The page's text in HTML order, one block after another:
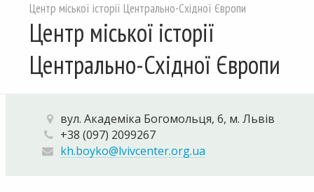
Центр міської історії Центрально-Східної Європи
Центр міської історії
Центрально-Східної Європи
вул. Академіка Богомольця, 6, м. Львів
+38 (097) 2099267
kh.boyko@lvivcenter.org.ua